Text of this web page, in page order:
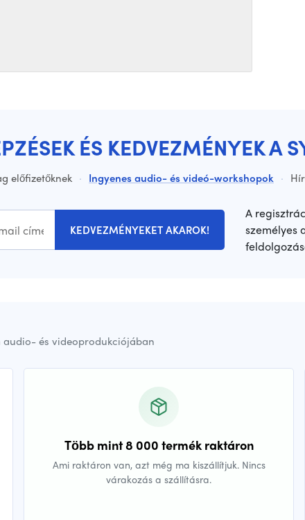
ÉS KEDVEZMÉNYEK A
előfizetőknek · Ingyenes audio- és videó-workshopok ·
KEDVEZMÉNYEKET AKAROK!
A
személyes
és videoprodukciójában
Több mint 8 000 termék raktáron
Ami raktáron van, azt még ma kiszállítjuk. Nincs
várakozás a szállításra.